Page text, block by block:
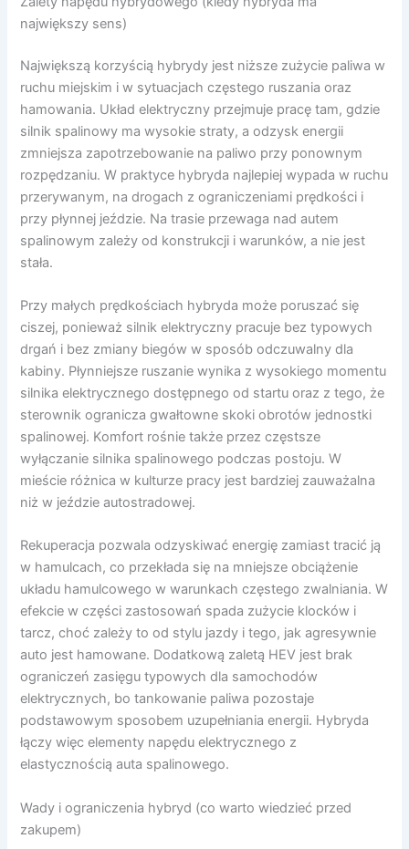
największy sens)
Największą korzyścią hybrydy jest niższe zużycie paliwa w
ruchu miejskim i w sytuacjach częstego ruszania oraz
hamowania. Układ elektryczny przejmuje pracę tam, gdzie
silnik spalinowy ma wysokie straty, a odzysk energii
zmniejsza zapotrzebowanie na paliwo przy ponownym
rozpędzaniu. W praktyce hybryda najlepiej wypada w ruchu
przerywanym, na drogach z ograniczeniami prędkości i
przy płynnej jeździe. Na trasie przewaga nad autem
spalinowym zależy od konstrukcji i warunków, a nie jest
stała.
Przy małych prędkościach hybryda może poruszać się
ciszej, ponieważ silnik elektryczny pracuje bez typowych
drgań i bez zmiany biegów w sposób odczuwalny dla
kabiny. Płynniejsze ruszanie wynika z wysokiego momentu
silnika elektrycznego dostępnego od startu oraz z tego, że
sterownik ogranicza gwałtowne skoki obrotów jednostki
spalinowej. Komfort rośnie także przez częstsze
wyłączanie silnika spalinowego podczas postoju. W
mieście różnica w kulturze pracy jest bardziej zauważalna
niż w jeździe autostradowej.
Rekuperacja pozwala odzyskiwać energię zamiast tracić ją
w hamulcach, co przekłada się na mniejsze obciążenie
układu hamulcowego w warunkach częstego zwalniania. W
efekcie w części zastosowań spada zużycie klocków i
tarcz, choć zależy to od stylu jazdy i tego, jak agresywnie
auto jest hamowane. Dodatkową zaletą HEV jest brak
ograniczeń zasięgu typowych dla samochodów
elektrycznych, bo tankowanie paliwa pozostaje
podstawowym sposobem uzupełniania energii. Hybryda
łączy więc elementy napędu elektrycznego z
elastycznością auta spalinowego.
Wady i ograniczenia hybryd (co warto wiedzieć przed
zakupem)